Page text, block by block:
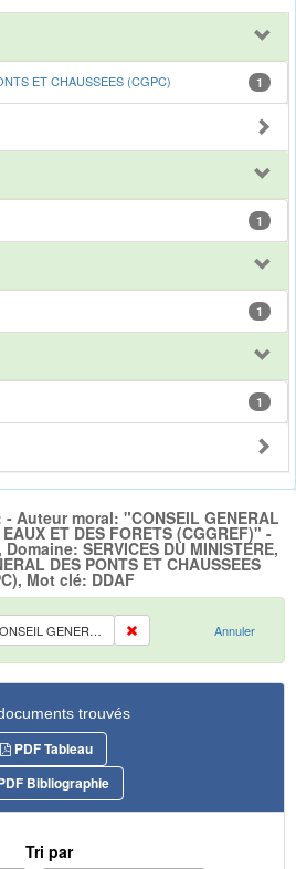
ET CHAUSSEES (CGPC) 1
1
1
1
Auteur moral: "CONSEIL GENERAL
ET DES FORETS (CGGREF)" -
SERVICES DU MINISTERE,
DES PONTS ET CHAUSSEES
Mot clé: DDAF
Auteur moral: "CONSEIL GENERAL DU GENIE RURAL, DES EAUX ET DES FORETS (CGGREF)" Annuler
trouvés
PDF Tableau
Bibliographie
Tri par